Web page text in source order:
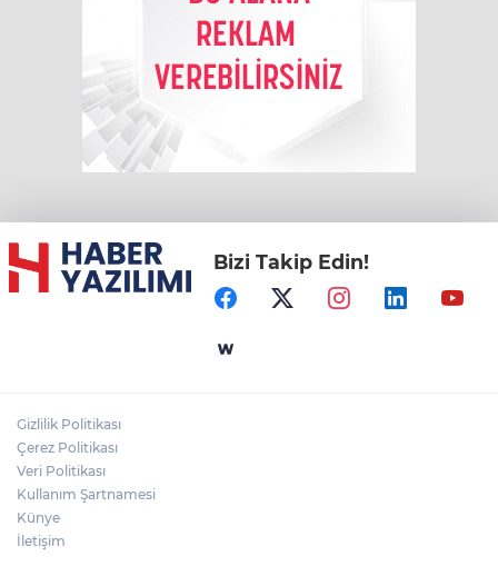
Bizi Takip Edin!
Gizlilik Politikası
Çerez Politikası
Veri Politikası
Kullanım Şartnamesi
Künye
İletişim